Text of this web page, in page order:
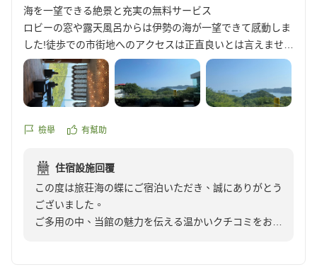
ていたにもかかわらず、不安なお気持ちにさせてしまい
ましたこと、またお召し上がりいただけないお品があっ
たことにつきまして、誠に申し訳ございませんでした。
そのような中、また宿泊したい、というありがたいお言
葉を頂戴し、身の引き締まる思いでございます。次回お
越しいただいた際には、より一層ご安心してお食事とお
滞在を満喫していただけるよう、万全の態勢でお迎えい
ご無理なさらずお身体を大切になさってくださいませ。
元気なお子様のご誕生を心よりお祈り申し上げますとと
もに、またお会いできます日をスタッフ一同楽しみにお
待ち申し上げております。
海を一望できる絶景と充実の無料サービス
ロビーの窓や露天風呂からは伊勢の海が一望できて感動しま
した!徒歩での市街地へのアクセスは正直良いとは言えません
が、風呂上がりには朝はところてん、夜はセルフで伊勢うど
んのサービスがあり、空腹になることなく楽しめました!
クチコミの詳細はこちらから
reviewId=33123478179230
檢舉 有幫助
住宿設施回覆
この度は旅荘海の蝶にご宿泊いただき、誠にありがとう
ございました。
ご多用の中、当館の魅力を伝える温かいクチコミをお寄